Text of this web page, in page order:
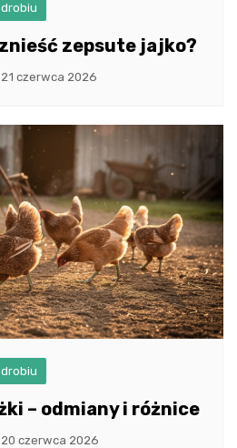
zepsute jajko?
21 czerwca 2026
– odmiany i różnice
20 czerwca 2026